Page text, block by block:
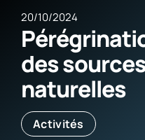
20/10/2024
des
naturelles
Activités